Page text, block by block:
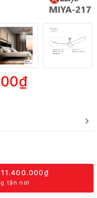
11.400.000₫
tận nơi